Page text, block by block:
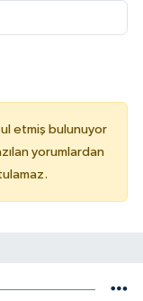
etmiş bulunuyor
yorumlardan